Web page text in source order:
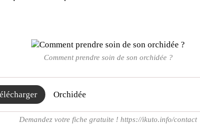
Comment prendre soin de son orchidée ?
Orchidée
Demandez votre fiche gratuite ! https://ikuto.info/contact